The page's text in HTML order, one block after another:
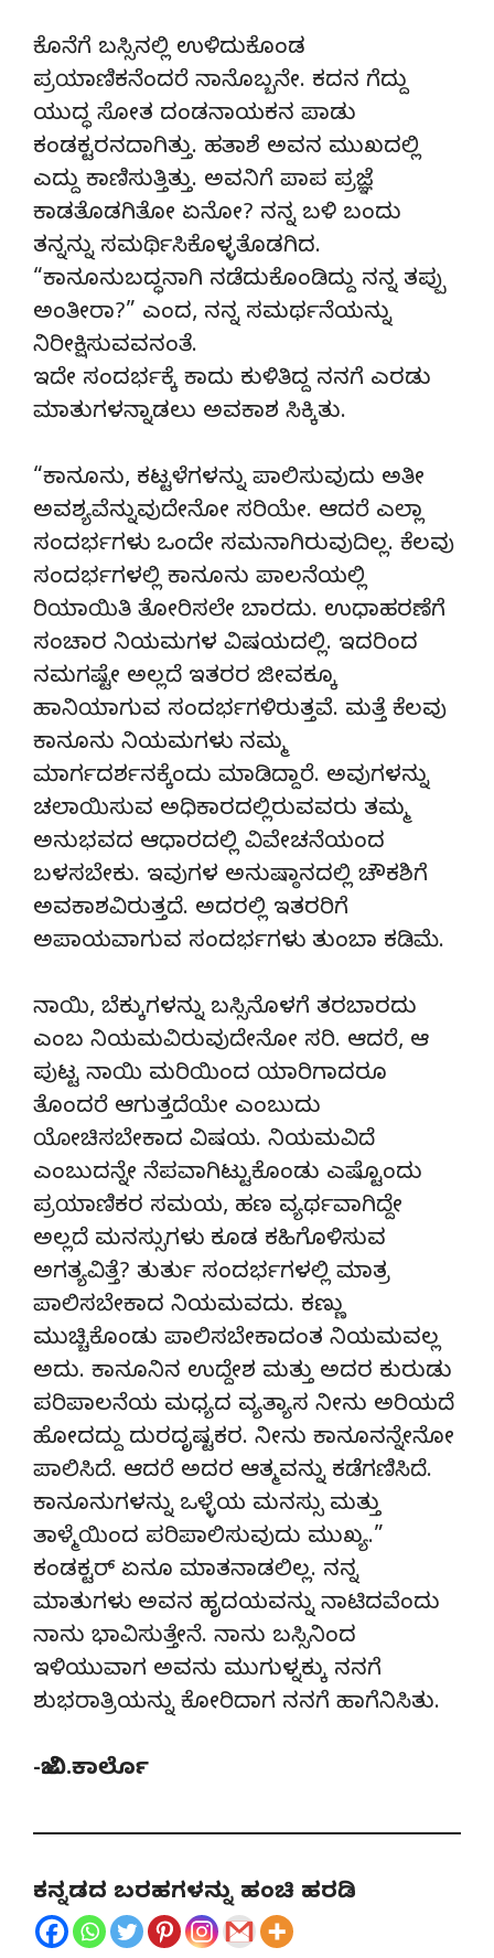
ಕೊನೆಗೆ ಬಸ್ಸಿನಲ್ಲಿ ಉಳಿದುಕೊಂಡ
ಪ್ರಯಾಣಿಕನೆಂದರೆ ನಾನೊಬ್ಬನೇ. ಕದನ ಗೆದ್ದು
ಯುದ್ಧ ಸೋತ ದಂಡನಾಯಕನ ಪಾಡು
ಕಂಡಕ್ಟರನದಾಗಿತ್ತು. ಹತಾಶೆ ಅವನ ಮುಖದಲ್ಲಿ
ಎದ್ದು ಕಾಣಿಸುತ್ತಿತ್ತು. ಅವನಿಗೆ ಪಾಪ ಪ್ರಜ್ಞೆ
ಕಾಡತೊಡಗಿತೋ ಏನೋ? ನನ್ನ ಬಳಿ ಬಂದು
ತನ್ನನ್ನು ಸಮರ್ಥಿಸಿಕೊಳ್ಳತೊಡಗಿದ.
“ಕಾನೂನುಬದ್ಧನಾಗಿ ನಡೆದುಕೊಂಡಿದ್ದು ನನ್ನ ತಪ್ಪು
ಅಂತೀರಾ?” ಎಂದ, ನನ್ನ ಸಮರ್ಥನೆಯನ್ನು
ನಿರೀಕ್ಷಿಸುವವನಂತೆ.
ಇದೇ ಸಂದರ್ಭಕ್ಕೆ ಕಾದು ಕುಳಿತಿದ್ದ ನನಗೆ ಎರಡು
ಮಾತುಗಳನ್ನಾಡಲು ಅವಕಾಶ ಸಿಕ್ಕಿತು.
“ಕಾನೂನು, ಕಟ್ಟಳೆಗಳನ್ನು ಪಾಲಿಸುವುದು ಅತೀ
ಅವಶ್ಯವೆನ್ನುವುದೇನೋ ಸರಿಯೇ. ಆದರೆ ಎಲ್ಲಾ
ಸಂದರ್ಭಗಳು ಒಂದೇ ಸಮನಾಗಿರುವುದಿಲ್ಲ. ಕೆಲವು
ಸಂದರ್ಭಗಳಲ್ಲಿ ಕಾನೂನು ಪಾಲನೆಯಲ್ಲಿ
ರಿಯಾಯಿತಿ ತೋರಿಸಲೇ ಬಾರದು. ಉಧಾಹರಣೆಗೆ
ಸಂಚಾರ ನಿಯಮಗಳ ವಿಷಯದಲ್ಲಿ. ಇದರಿಂದ
ನಮಗಷ್ಟೇ ಅಲ್ಲದೆ ಇತರರ ಜೀವಕ್ಕೂ
ಹಾನಿಯಾಗುವ ಸಂದರ್ಭಗಳಿರುತ್ತವೆ. ಮತ್ತೆ ಕೆಲವು
ಕಾನೂನು ನಿಯಮಗಳು ನಮ್ಮ
ಮಾರ್ಗದರ್ಶನಕ್ಕೆಂದು ಮಾಡಿದ್ದಾರೆ. ಅವುಗಳನ್ನು
ಚಲಾಯಿಸುವ ಅಧಿಕಾರದಲ್ಲಿರುವವರು ತಮ್ಮ
ಅನುಭವದ ಆಧಾರದಲ್ಲಿ ವಿವೇಚನೆಯಂದ
ಬಳಸಬೇಕು. ಇವುಗಳ ಅನುಷ್ಠಾನದಲ್ಲಿ ಚೌಕಶಿಗೆ
ಅವಕಾಶವಿರುತ್ತದೆ. ಅದರಲ್ಲಿ ಇತರರಿಗೆ
ಅಪಾಯವಾಗುವ ಸಂದರ್ಭಗಳು ತುಂಬಾ ಕಡಿಮೆ.
ನಾಯಿ, ಬೆಕ್ಕುಗಳನ್ನು ಬಸ್ಸಿನೊಳಗೆ ತರಬಾರದು
ಎಂಬ ನಿಯಮವಿರುವುದೇನೋ ಸರಿ. ಆದರೆ, ಆ
ಪುಟ್ಟ ನಾಯಿ ಮರಿಯಿಂದ ಯಾರಿಗಾದರೂ
ತೊಂದರೆ ಆಗುತ್ತದೆಯೇ ಎಂಬುದು
ಯೋಚಿಸಬೇಕಾದ ವಿಷಯ. ನಿಯಮವಿದೆ
ಎಂಬುದನ್ನೇ ನೆಪವಾಗಿಟ್ಟುಕೊಂಡು ಎಷ್ಟೊಂದು
ಪ್ರಯಾಣಿಕರ ಸಮಯ, ಹಣ ವ್ಯರ್ಥವಾಗಿದ್ದೇ
ಅಲ್ಲದೆ ಮನಸ್ಸುಗಳು ಕೂಡ ಕಹಿಗೊಳಿಸುವ
ಅಗತ್ಯವಿತ್ತೆ? ತುರ್ತು ಸಂದರ್ಭಗಳಲ್ಲಿ ಮಾತ್ರ
ಪಾಲಿಸಬೇಕಾದ ನಿಯಮವದು. ಕಣ್ಣು
ಮುಚ್ಚಿಕೊಂಡು ಪಾಲಿಸಬೇಕಾದಂತ ನಿಯಮವಲ್ಲ
ಅದು. ಕಾನೂನಿನ ಉದ್ದೇಶ ಮತ್ತು ಅದರ ಕುರುಡು
ಪರಿಪಾಲನೆಯ ಮಧ್ಯದ ವ್ಯತ್ಯಾಸ ನೀನು ಅರಿಯದೆ
ಹೋದದ್ದು ದುರದೃಷ್ಟಕರ. ನೀನು ಕಾನೂನನ್ನೇನೋ
ಪಾಲಿಸಿದೆ. ಆದರೆ ಅದರ ಆತ್ಮವನ್ನು ಕಡೆಗಣಿಸಿದೆ.
ಕಾನೂನುಗಳನ್ನು ಒಳ್ಳೆಯ ಮನಸ್ಸು ಮತ್ತು
ತಾಳ್ಮೆಯಿಂದ ಪರಿಪಾಲಿಸುವುದು ಮುಖ್ಯ.”
ಕಂಡಕ್ಟರ್ ಏನೂ ಮಾತನಾಡಲಿಲ್ಲ. ನನ್ನ
ಮಾತುಗಳು ಅವನ ಹೃದಯವನ್ನು ನಾಟಿದವೆಂದು
ನಾನು ಭಾವಿಸುತ್ತೇನೆ. ನಾನು ಬಸ್ಸಿನಿಂದ
ಇಳಿಯುವಾಗ ಅವನು ಮುಗುಳ್ನಕ್ಕು ನನಗೆ
ಶುಭರಾತ್ರಿಯನ್ನು ಕೋರಿದಾಗ ನನಗೆ ಹಾಗೆನಿಸಿತು.
-ಜೆ.ವಿ.ಕಾರ್ಲೊ
ಕನ್ನಡದ ಬರಹಗಳನ್ನು ಹಂಚಿ ಹರಡಿ